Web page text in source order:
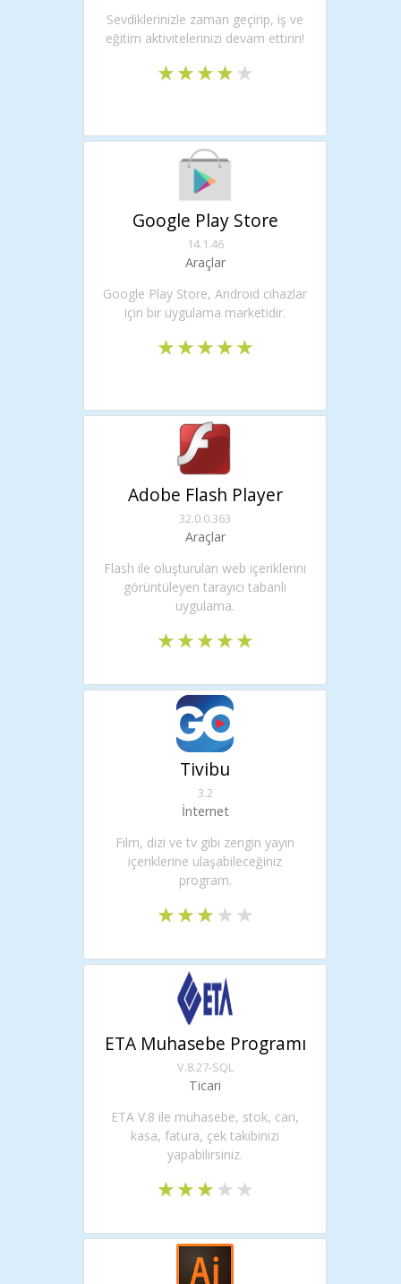
Sevdiklerinizle zaman geçirip, iş ve
eğitim aktivitelerinizi devam ettirin!
Google Play Store
14.1.46
Araçlar
Google Play Store, Android cihazlar
için bir uygulama marketidir.
Adobe Flash Player
32.0.0.363
Araçlar
Flash ile oluşturulan web içeriklerini
görüntüleyen tarayıcı tabanlı
uygulama.
Tivibu
3.2
İnternet
Film, dizi ve tv gibi zengin yayın
içeriklerine ulaşabileceğiniz
program.
ETA Muhasebe Programı
V.8.27-SQL
Ticari
ETA V.8 ile muhasebe, stok, cari,
kasa, fatura, çek takibinizi
yapabilirsiniz.